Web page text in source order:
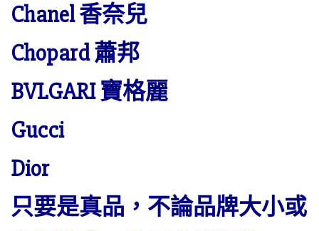
Chanel 香奈兒
Chopard 蕭邦
BVLGARI 寶格麗
Gucci
Dior
只要是真品，不論品牌大小或